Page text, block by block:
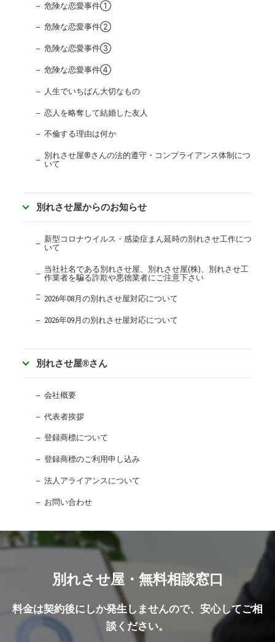
危険な恋愛事件①
危険な恋愛事件②
危険な恋愛事件③
危険な恋愛事件④
人生でいちばん大切なもの
恋人を略奪して結婚した友人
不倫する理由は何か
別れさせ屋®さんの法的遵守・コンプライアンス体制につ
いて
別れさせ屋からのお知らせ
新型コロナウイルス・感染症まん延時の別れさせ工作につ
いて
当社社名である別れさせ屋、別れさせ屋(株)、別れさせ工
作業者を騙る詐欺や悪徳業者にご注意下さい
2026年08月の別れさせ屋対応について
2026年09月の別れさせ屋対応について
別れさせ屋®さん
会社概要
代表者挨拶
登録商標について
登録商標のご利用申し込み
法人アライアンスについて
お問い合わせ
別れさせ屋・無料相談窓口
料金は契約後にしか発生しませんので、安心してご相
談ください。